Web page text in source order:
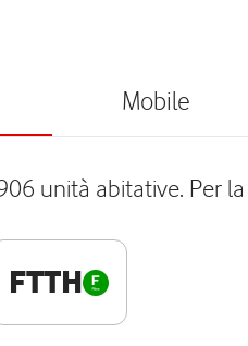
Mobile
unità abitative. Per
FTTH